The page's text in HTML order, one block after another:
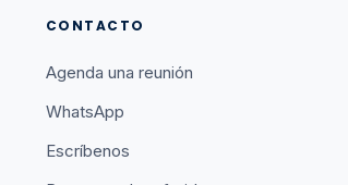
CONTACTO
Agenda una reunión
WhatsApp
Escríbenos